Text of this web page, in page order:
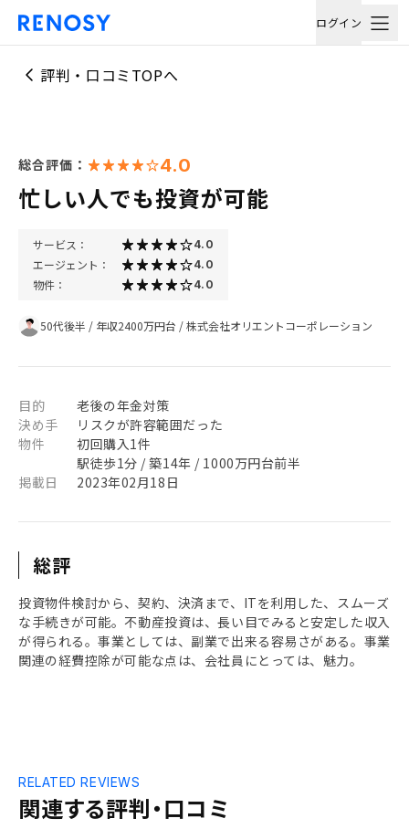
ログイン
評判・口コミTOPへ
総合評価： 4.0
忙しい人でも投資が可能
サービス： 4.0
エージェント： 4.0
物件： 4.0
50代後半 / 年収2400万円台 /株式会社オリエントコーポレーション
目的
老後の年金対策
決め手
リスクが許容範囲だった
物件
初回購入1件
駅徒歩1分 / 築14年 / 1000万円台前半
掲載日
2023年02月18日
総評
投資物件検討から、契約、決済まで、ITを利用した、スムーズ
な手続きが可能。不動産投資は、長い目でみると安定した収入
が得られる。事業としては、副業で出来る容易さがある。事業
関連の経費控除が可能な点は、会社員にとっては、魅力。
関連する評判・口コミ
RELATED REVIEWS